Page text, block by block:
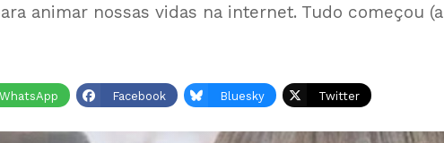
animar nossas vidas na internet. Tudo começou (a
WhatsApp Facebook Bluesky Twitter